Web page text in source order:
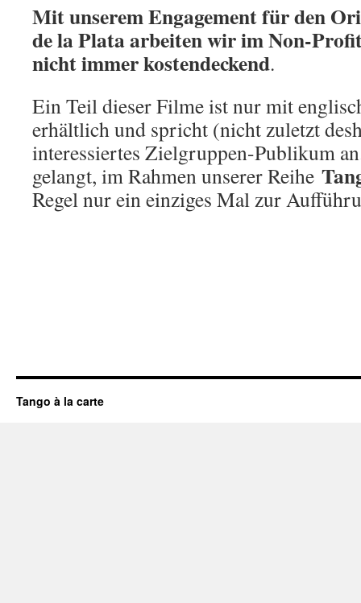
Mit unserem Engagement für den
de la Plata arbeiten wir im Non-
nicht immer kostendeckend.
Ein Teil dieser Filme ist nur mit
erhältlich und spricht (nicht zuletzt
interessiertes Zielgruppen-Publikum
gelangt, im Rahmen unserer Reihe
Regel nur ein einziges Mal zur
Tango à la carte